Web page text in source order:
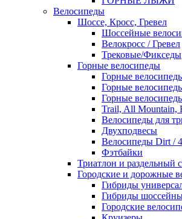
Велосипеды
Шоссе, Кросс, Гревел
Шоссейные
Велокросс / Гревел
Трековые/Фикседы
Горные велосипеды
Горные
Горные
Горные
Trail, All Mountain,
Велосипеды для
Двухподвесы
Велосипеды Dirt /
Фэтбайки
Триатлон и раздельный
Городские и дорожные
Гибриды
Гибриды
Городские